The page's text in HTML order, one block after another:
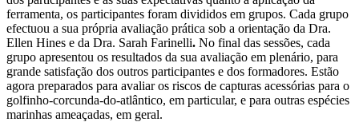
ferramenta, os participantes foram divididos em grupos. Cada grupo
efectuou a sua própria avaliação prática sob a orientação da Dra.
Ellen Hines e da Dra. Sarah Farinelli. No final das sessões, cada
grupo apresentou os resultados da sua avaliação em plenário, para
grande satisfação dos outros participantes e dos formadores. Estão
agora preparados para avaliar os riscos de capturas acessórias para o
golfinho-corcunda-do-atlântico, em particular, e para outras espécies
marinhas ameaçadas, em geral.